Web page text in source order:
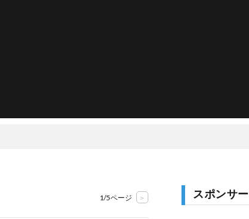
1/5ページ > スポンサー